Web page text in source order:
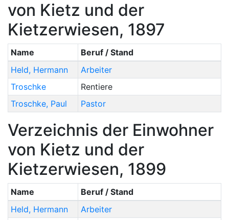
von Kietz und der
Kietzerwiesen, 1897
Name
Beruf / Stand
Held, Hermann
Arbeiter
Troschke
Rentiere
Troschke, Paul Pastor
Verzeichnis der Einwohner
von Kietz und der
Kietzerwiesen, 1899
Name
Beruf / Stand
Held, Hermann
Arbeiter